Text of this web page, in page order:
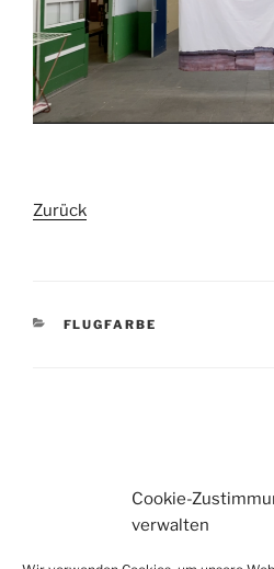
Cookie-
verwalten
Zurück
KATEGORIEN
FLUGFARBE